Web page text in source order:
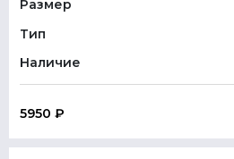
Размер
Тип
Наличие
5950 ₽